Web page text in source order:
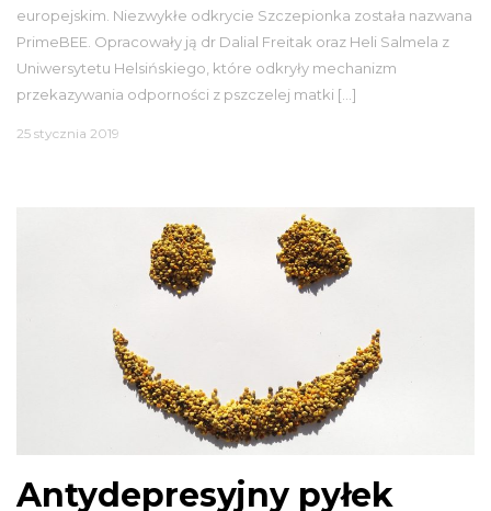
europejskim. Niezwykłe odkrycie Szczepionka została nazwana
PrimeBEE. Opracowały ją dr Dalial Freitak oraz Heli Salmela z
Uniwersytetu Helsińskiego, które odkryły mechanizm
przekazywania odporności z pszczelej matki […]
25 stycznia 2019
Antydepresyjny pyłek